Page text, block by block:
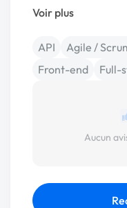
Voir plus
API Agile /
Front-end
Full-
Aucun